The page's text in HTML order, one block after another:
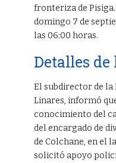
fronteriza de
domingo 7 de
las 06:00 horas.
Detalles
El subdirector de la
Linares, informó
conocimiento del
del encargado de
de Colchane, en el
solicitó apoyo